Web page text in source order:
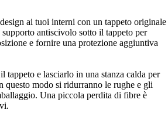
ai tuoi interni con un tappeto originale
antiscivolo sotto il tappeto per
e fornire una protezione aggiuntiva
tappeto e lasciarlo in una stanza calda per
questo modo si ridurranno le rughe e gli
Una piccola perdita di fibre è